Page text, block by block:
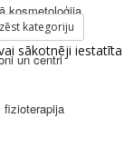
kosmetoloģija
un centri
fizioterapija
kategoriju
sākotnēji